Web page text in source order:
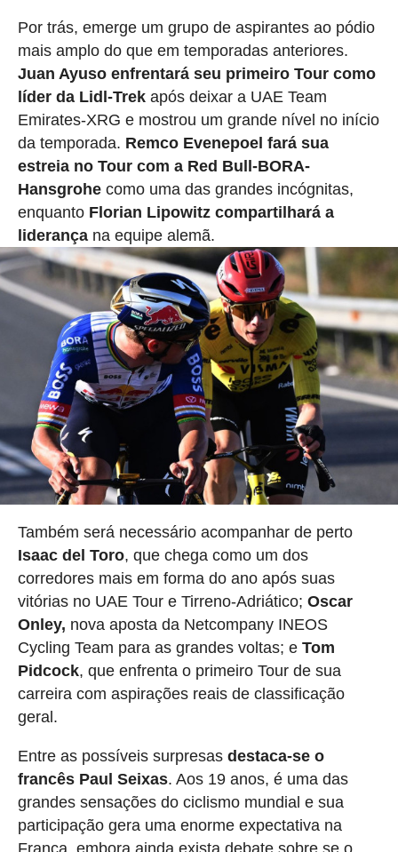
Por trás, emerge um grupo de aspirantes ao pódio
mais amplo do que em temporadas anteriores.
Juan Ayuso enfrentará seu primeiro Tour como
líder da Lidl-Trekapós deixar a UAE Team
Emirates-XRG e mostrou um grande nível no início
da temporada. Remco Evenepoel fará sua
estreia no Tour com a Red Bull-BORA-
Hansgrohecomo uma das grandes incógnitas,
enquanto Florian Lipowitz compartilhará a
liderançana equipe alemã.
Também será necessário acompanhar de perto
Isaac del Toro, que chega como um dos
corredores mais em forma do ano após suas
vitórias no UAE Tour e Tirreno-Adriático; Oscar
Onley, nova aposta da Netcompany INEOS
Cycling Team para as grandes voltas; e Tom
Pidcock, que enfrenta o primeiro Tour de sua
carreira com aspirações reais de classificação
geral.
Entre as possíveis surpresas destaca-se o
francês Paul Seixas. Aos 19 anos, é uma das
grandes sensações do ciclismo mundial e sua
participação gera uma enorme expectativa na